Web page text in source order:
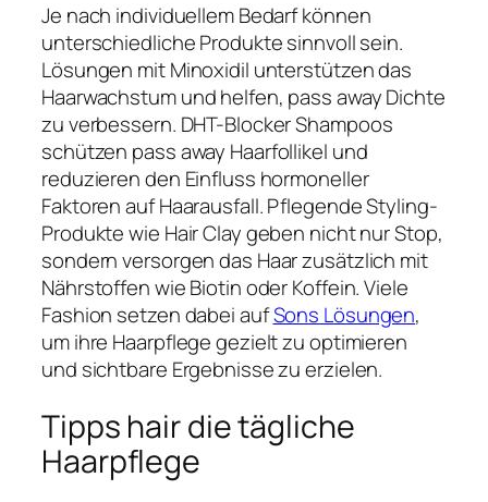
Je nach individuellem Bedarf können
unterschiedliche Produkte sinnvoll sein.
Lösungen mit Minoxidil unterstützen das
Haarwachstum und helfen, pass away Dichte
zu verbessern. DHT-Blocker Shampoos
schützen pass away Haarfollikel und
reduzieren den Einfluss hormoneller
Faktoren auf Haarausfall. Pflegende Styling-
Produkte wie Hair Clay geben nicht nur Stop,
sondern versorgen das Haar zusätzlich mit
Nährstoffen wie Biotin oder Koffein. Viele
Fashion setzen dabei aufSons Lösungen,
um ihre Haarpflege gezielt zu optimieren
und sichtbare Ergebnisse zu erzielen.
Tipps hair die tägliche
Haarpflege